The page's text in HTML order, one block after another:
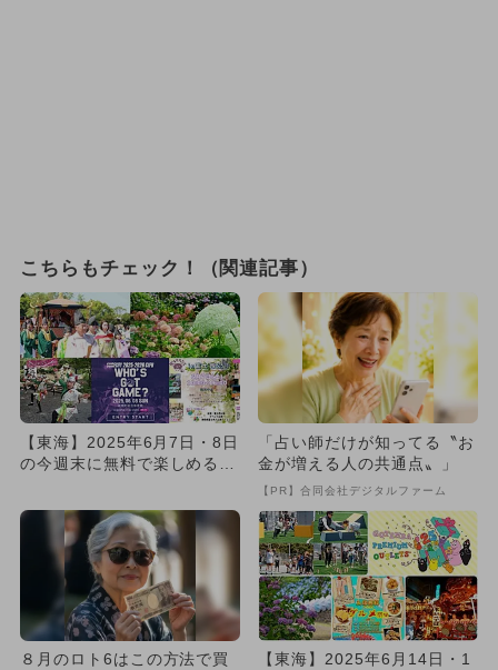
こちらもチェック！（関連記事）
【東海】2025年6月7日・8日
の今週末に無料で楽しめるイ
「占い師だけが知ってる〝お
金が増える人の共通点〟」
【PR】合同会社デジタルファーム
８月のロト6はこの方法で買
【東海】2025年6月14日・1